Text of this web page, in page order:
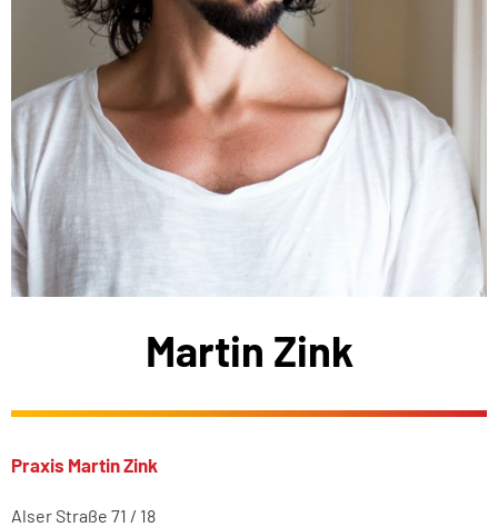
Martin Zink
Praxis Martin Zink
Alser Straße 71 / 18